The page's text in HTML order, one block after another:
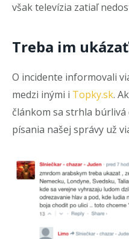
však televízia zatiaľ
Treba im
O incidente informovali
medzi inými i Topky.sk.
článkom sa strhla búrlivá
písania našej správy už